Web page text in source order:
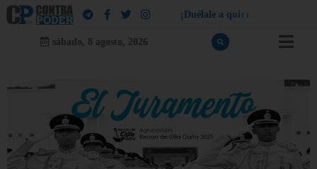
¡ Dué a e a qui e n
sábado, 8 agosto, 2026